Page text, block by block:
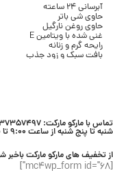
آبرسانی 24 ساعته
حاوی شی باتر
حاوی روغن نارگیل
غنی شده با ویتامین E
رایحه گرم و زنانه
بافت سبک و زود جذب
تماس با مارکو مارکت: 09037357497
شنبه تا پنج شنبه از ساعت 9:00 تا 21:00
از تخفیف های مارکو مارکت باخبر
[mc4wp_form id="68"]